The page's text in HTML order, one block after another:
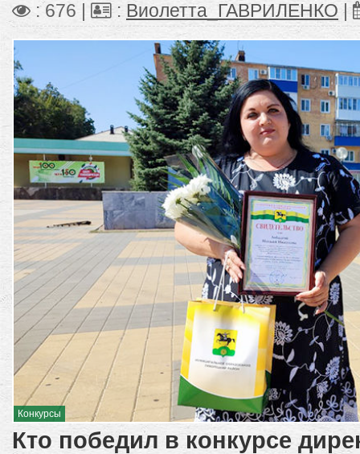
: 676 | : Виолетта_ГАВРИЛЕНКО |
Конкурсы
Кто победил в конкурсе